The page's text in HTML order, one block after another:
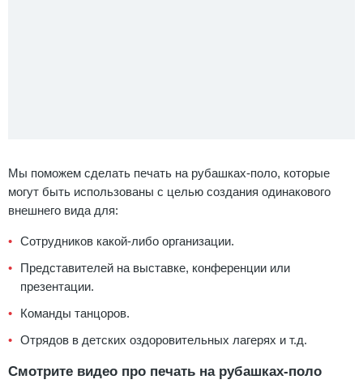
Мы поможем сделать печать на рубашках-поло, которые
могут быть использованы с целью создания одинакового
внешнего вида для:
Сотрудников какой-либо организации.
Представителей на выставке, конференции или
презентации.
Команды танцоров.
Отрядов в детских оздоровительных лагерях и т.д.
Смотрите видео про печать на рубашках-поло